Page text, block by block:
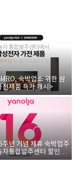
숙박업소 위한 삼
전제품 특가 개시>
주년 기념 제휴 숙박업주
자통합발주센터 할인쿠